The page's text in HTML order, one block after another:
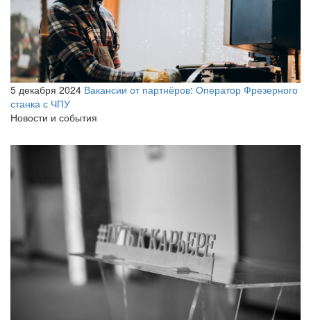
5 декабря 2024 Вакансии от партнёров: Оператор Фрезерного
станка с ЧПУ
Новости и события